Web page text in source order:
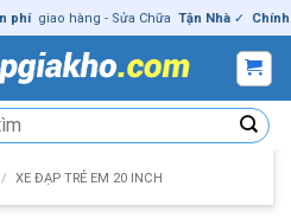
giao hàng - Sửa Chữa Tận Nhà ✓ Chính
/ XE ĐẠP TRẺ EM 20 INCH